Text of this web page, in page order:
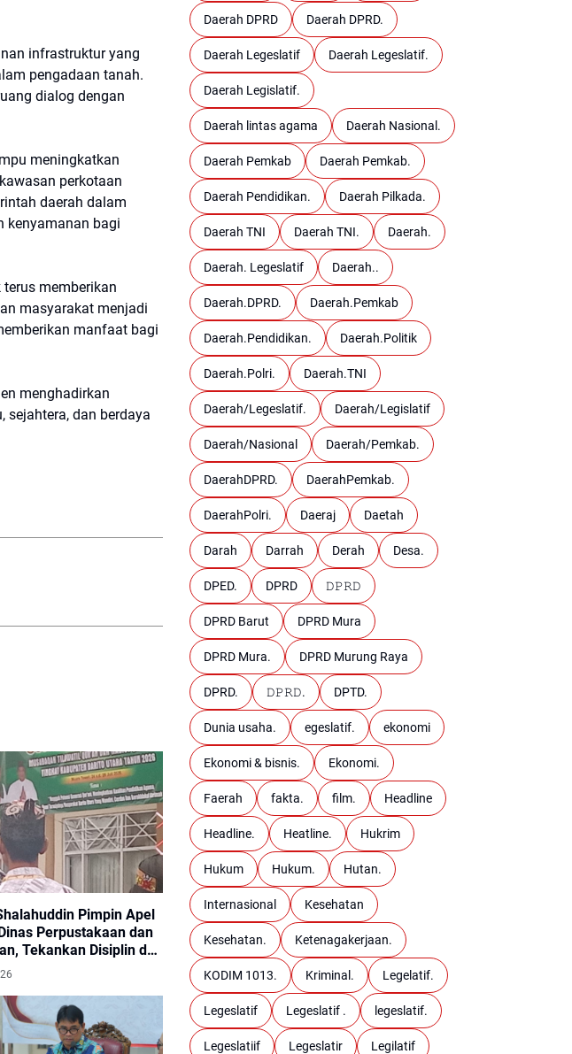
infrastruktur yang
pengadaan tanah.
dialog dengan
meningkatkan
perkotaan
daerah dalam
kenyamanan bagi
memberikan
masyarakat menjadi
manfaat bagi
menghadirkan
dan berdaya
Pimpin Apel
Perpustakaan dan
Tekankan Disiplin dan
Kerja
Daerah DPRD Daerah DPRD.
Daerah Legeslatif Daerah Legeslatif.
Daerah Legislatif.
Daerah lintas agama Daerah Nasional.
Daerah Pemkab Daerah Pemkab.
Daerah Pendidikan. Daerah Pilkada.
Daerah TNI Daerah TNI. Daerah.
Daerah. Legeslatif Daerah..
Daerah.DPRD. Daerah.Pemkab
Daerah.Pendidikan. Daerah.Politik
Daerah.Polri. Daerah.TNI
Daerah/Legeslatif. Daerah/Legislatif
Daerah/Nasional Daerah/Pemkab.
DaerahDPRD. DaerahPemkab.
DaerahPolri. Daeraj Daetah
Darah Darrah Derah Desa.
DPED. DPRD 𝙳𝙿𝚁𝙳
DPRD Barut DPRD Mura
DPRD Mura. DPRD Murung Raya
DPRD. 𝙳𝙿𝚁𝙳. DPTD.
Dunia usaha. egeslatif. ekonomi
Ekonomi & bisnis. Ekonomi.
Faerah fakta. film. Headline
Headline. Heatline. Hukrim
Hukum Hukum. Hutan.
Internasional Kesehatan
Kesehatan. Ketenagakerjaan.
KODIM 1013. Kriminal. Legelatif.
Legeslatif Legeslatif . legeslatif.
Legeslatiif Legeslatir Legilatif